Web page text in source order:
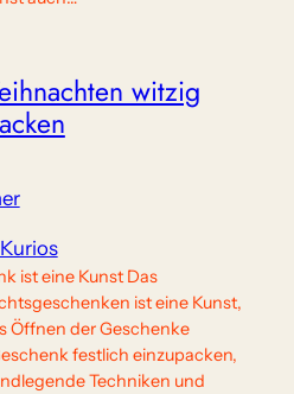
witzig
ist eine Kunst Das
ist eine Kunst,
Öffnen der Geschenke
festlich einzupacken,
Techniken und